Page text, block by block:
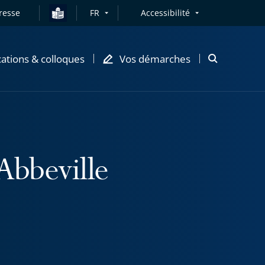
FR Accessibilité
& colloques Vos démarches
Ouvrir